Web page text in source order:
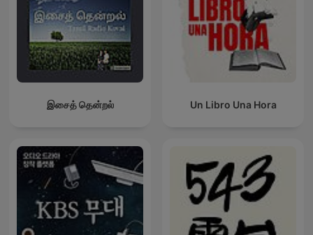
இசைத் தென்றல் Un Libro Una Hora